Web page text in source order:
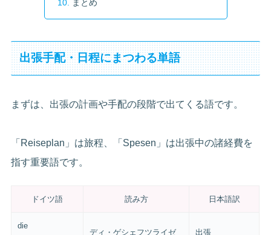
まとめ
出張手配・日程にまつわる単語
まずは、出張の計画や手配の段階で出てくる語です。
「Reiseplan」は旅程、「Spesen」は出張中の諸経費を
指す重要語です。
ドイツ語 読み方 日本語訳
die
ディ・ゲシェフツライゼ 出張